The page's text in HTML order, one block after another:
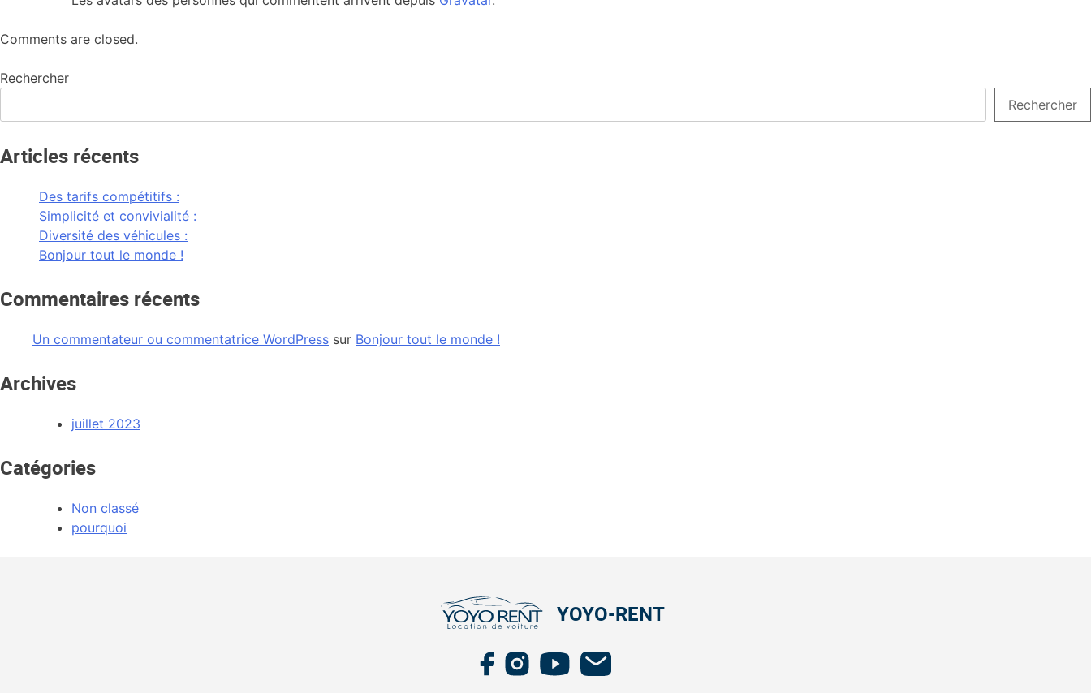
Comments are closed.
Rechercher
Rechercher
Articles récents
Des tarifs compétitifs :
Simplicité et convivialité :
Diversité des véhicules :
Bonjour tout le monde !
Commentaires récents
Un commentateur ou commentatrice WordPress sur Bonjour tout le monde !
Archives
juillet 2023
Catégories
Non classé
pourquoi
YOYO-RENT